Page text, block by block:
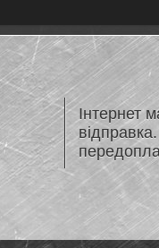
Інтернет